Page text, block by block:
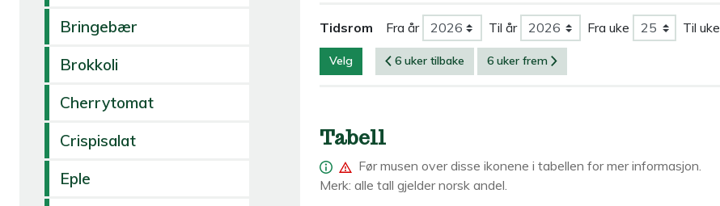
Bringebær
Brokkoli
Cherrytomat
Crispisalat
Eple
Tidsrom Fra år Til år Fra uke Til uke
Velg 6 uker tilbake 6 uker frem
Tabell
Før musen over disse ikonene i tabellen for mer informasjon.
Merk: alle tall gjelder norsk andel.